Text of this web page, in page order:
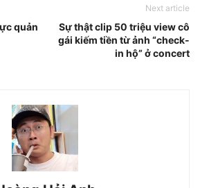
quản
Next article
Sự thật clip 50 triệu view cô
gái kiếm tiền từ ảnh “check-
in hộ” ở concert